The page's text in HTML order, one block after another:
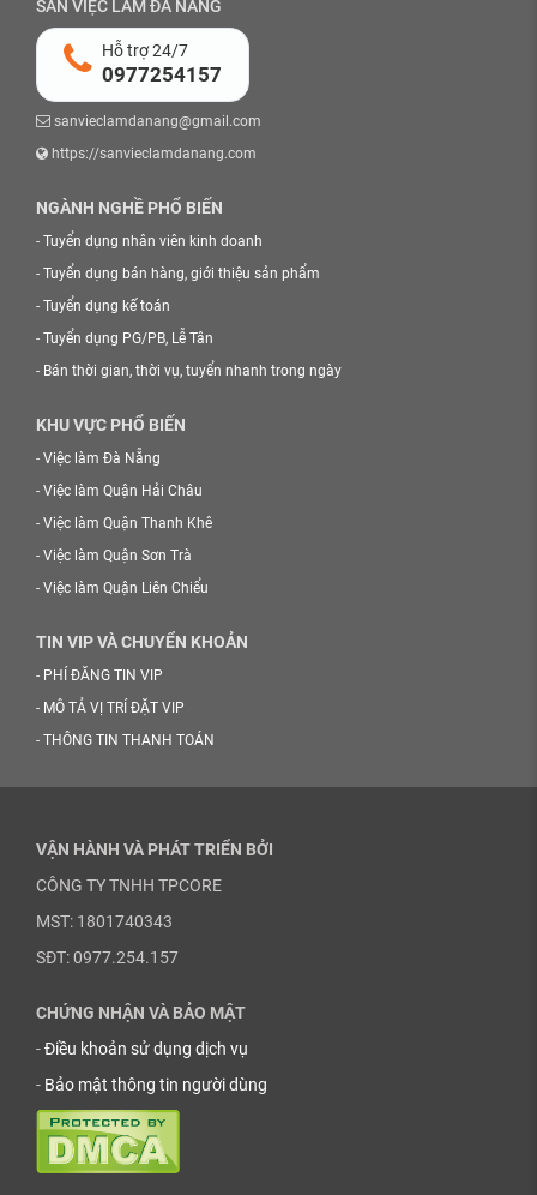
SÀN VIỆC LÀM ĐÀ NẴNG
Hỗ trợ 24/7
0977254157
sanvieclamdanang@gmail.com
https://sanvieclamdanang.com
NGÀNH NGHỀ PHỔ BIẾN
- Tuyển dụng nhân viên kinh doanh
- Tuyển dụng bán hàng, giới thiệu sản phẩm
- Tuyển dụng kế toán
- Tuyển dụng PG/PB, Lễ Tân
- Bán thời gian, thời vụ, tuyển nhanh trong ngày
KHU VỰC PHỔ BIẾN
- Việc làm Đà Nẵng
- Việc làm Quận Hải Châu
- Việc làm Quận Thanh Khê
- Việc làm Quận Sơn Trà
- Việc làm Quận Liên Chiểu
TIN VIP VÀ CHUYỂN KHOẢN
- PHÍ ĐĂNG TIN VIP
- MÔ TẢ VỊ TRÍ ĐẶT VIP
- THÔNG TIN THANH TOÁN
VẬN HÀNH VÀ PHÁT TRIỂN BỞI
CÔNG TY TNHH TPCORE
MST: 1801740343
SĐT: 0977.254.157
CHỨNG NHẬN VÀ BẢO MẬT
-Điều khoản sử dụng dịch vụ
- Bảo mật thông tin người dùng